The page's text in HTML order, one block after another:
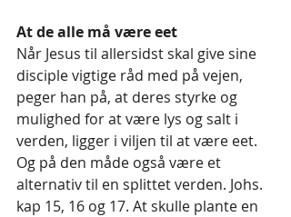
At de alle må være eet
Når Jesus til allersidst skal give sine
disciple vigtige råd med på vejen,
peger han på, at deres styrke og
mulighed for at være lys og salt i
verden, ligger i viljen til at være eet.
Og på den måde også være et
alternativ til en splittet verden. Johs.
kap 15, 16 og 17. At skulle plante en